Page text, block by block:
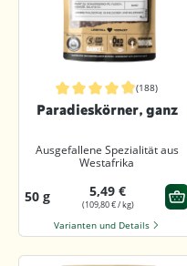
Durchschnittliche Bewertung
(188)
Paradieskörner, ganz
Ausgefallene Spezialität aus
Westafrika
50 g 5,49 €
(109,80 € / kg)
Varianten und Details